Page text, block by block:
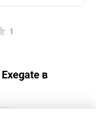
1
Exegate в